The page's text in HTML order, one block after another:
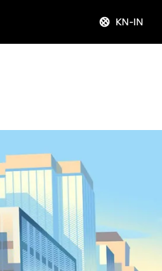
KN-IN